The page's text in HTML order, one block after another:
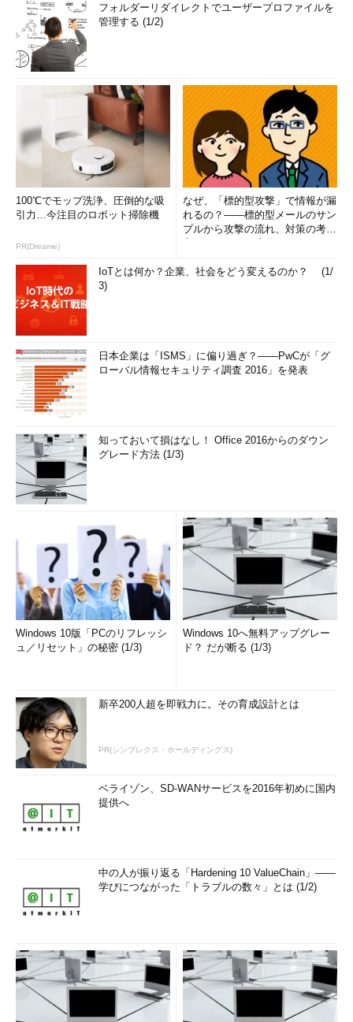
フォルダーリダイレクトでユーザープロファイルを
管理する (1/2)
100℃でモップ洗浄、圧倒的な吸
引力…今注目のロボット掃除機
PR(Dreame)
なぜ、「標的型攻撃」で情報が漏
れるの？――標的型メールのサン
プルから攻撃の流れ、対策の考え
IoTとは何か？企業、社会をどう変えるのか？ (1/
3)
日本企業は「ISMS」に偏り過ぎ？――PwCが「グ
ローバル情報セキュリティ調査 2016」を発表
知っておいて損はなし！ Office 2016からのダウン
グレード方法 (1/3)
Windows 10版「PCのリフレッシ
ュ／リセット」の秘密 (1/3)
Windows 10へ無料アップグレー
ド？ だが断る (1/3)
新卒200人超を即戦力に。その育成設計とは
PR(シンプレクス・ホールディングス)
ベライゾン、SD-WANサービスを2016年初めに国内
提供へ
中の人が振り返る「Hardening 10 ValueChain」――
学びにつながった「トラブルの数々」とは (1/2)